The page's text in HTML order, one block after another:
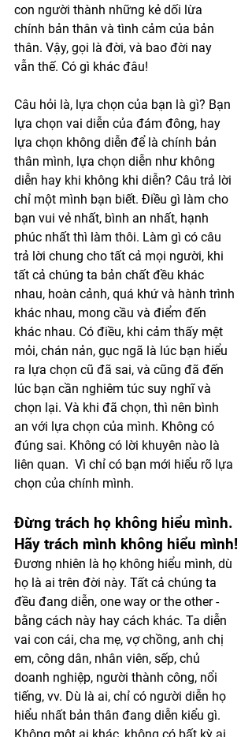
con người thành những kẻ dối lừa
chính bản thân và tình cảm của bản
thân. Vậy, gọi là đời, và bao đời nay
vẫn thế. Có gì khác đâu!
Câu hỏi là, lựa chọn của bạn là gì? Bạn
lựa chọn vai diễn của đám đông, hay
lựa chọn không diễn để là chính bản
thân mình, lựa chọn diễn như không
diễn hay khi không khi diễn? Câu trả lời
chỉ một mình bạn biết. Điều gì làm cho
bạn vui vẻ nhất, bình an nhất, hạnh
phúc nhất thì làm thôi. Làm gì có câu
trả lời chung cho tất cả mọi người, khi
tất cả chúng ta bản chất đều khác
nhau, hoàn cảnh, quá khứ và hành trình
khác nhau, mong cầu và điểm đến
khác nhau. Có điều, khi cảm thấy mệt
mỏi, chán nản, gục ngã là lúc bạn hiểu
ra lựa chọn cũ đã sai, và cũng đã đến
lúc bạn cần nghiêm túc suy nghĩ và
chọn lại. Và khi đã chọn, thì nên bình
an với lựa chọn của mình. Không có
đúng sai. Không có lời khuyên nào là
liên quan.  Vì chỉ có bạn mới hiểu rõ lựa
chọn của chính mình.
Đừng trách họ không hiểu mình.
Hãy trách mình không hiểu mình!
Đương nhiên là họ không hiểu mình, dù
họ là ai trên đời này. Tất cả chúng ta
đều đang diễn, one way or the other -
bằng cách này hay cách khác. Ta diễn
vai con cái, cha mẹ, vợ chồng, anh chị
em, công dân, nhân viên, sếp, chủ
doanh nghiệp, người thành công, nổi
tiếng, vv. Dù là ai, chỉ có người diễn họ
hiểu nhất bản thân đang diễn kiểu gì.